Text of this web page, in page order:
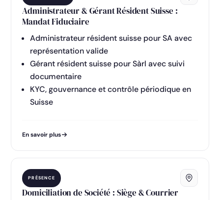
Administrateur & Gérant Résident Suisse :
Mandat Fiduciaire
Administrateur résident suisse pour SA avec
représentation valide
Gérant résident suisse pour Sàrl avec suivi
documentaire
KYC, gouvernance et contrôle périodique en
Suisse
En savoir plus
PRÉSENCE
Domiciliation de Société : Siège & Courrier